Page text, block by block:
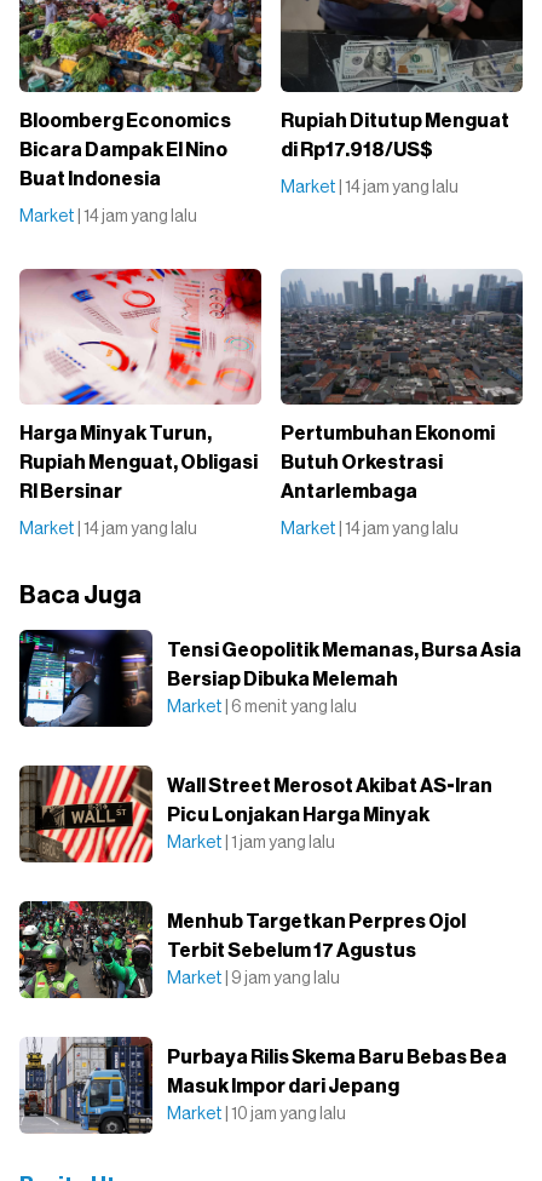
Bloomberg Economics
Bicara Dampak El Nino
Buat Indonesia
Market | 14 jam yang lalu
Rupiah Ditutup Menguat
di Rp17.918/US$
Market | 14 jam yang lalu
Harga Minyak Turun,
Rupiah Menguat, Obligasi
RI Bersinar
Market | 14 jam yang lalu
Pertumbuhan Ekonomi
Butuh Orkestrasi
Antarlembaga
Market | 14 jam yang lalu
Baca Juga
Tensi Geopolitik Memanas, Bursa Asia
Bersiap Dibuka Melemah
Market | 6 menit yang lalu
Wall Street Merosot Akibat AS-Iran
Picu Lonjakan Harga Minyak
Market | 1 jam yang lalu
Menhub Targetkan Perpres Ojol
Terbit Sebelum 17 Agustus
Market | 9 jam yang lalu
Purbaya Rilis Skema Baru Bebas Bea
Masuk Impor dari Jepang
Market | 10 jam yang lalu